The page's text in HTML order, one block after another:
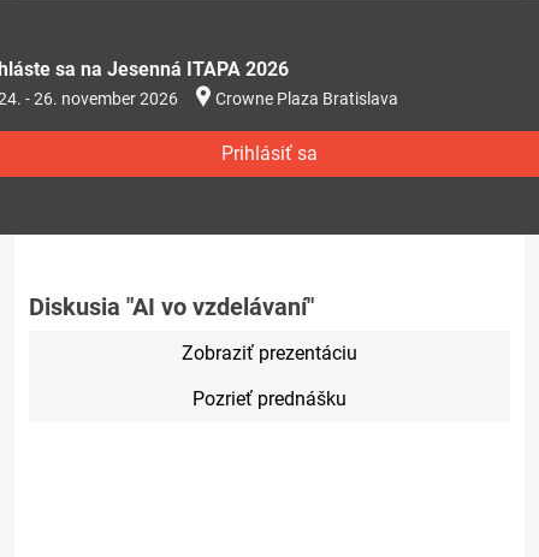
sa na Jesenná ITAPA 2026
- 26. november 2026 Crowne Plaza Bratislava
Prihlásiť sa
Diskusia "AI vo vzdelávaní"
Zobraziť prezentáciu
Pozrieť prednášku